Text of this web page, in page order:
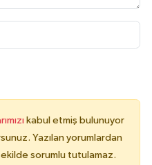
kabul etmiş bulunuyor
Yazılan yorumlardan
sorumlu tutulamaz.